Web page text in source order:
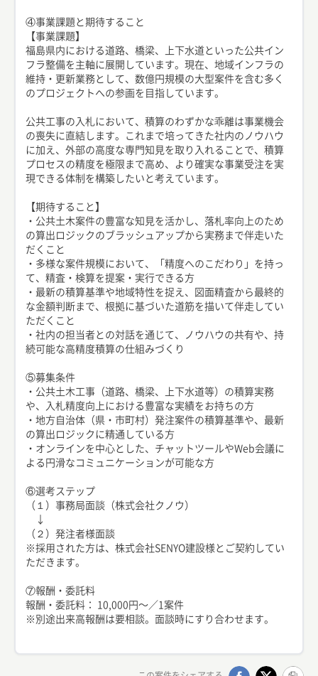
④事業課題と期待すること
【事業課題】
福島県内における道路、橋梁、上下水道といった公共イン
フラ整備を主軸に展開しています。現在、地域インフラの
維持・更新業務として、数億円規模の大型案件を含む多く
のプロジェクトへの参画を目指しています。
公共工事の入札において、積算のわずかな乖離は事業機会
の喪失に直結します。これまで培ってきた社内のノウハウ
に加え、外部の高度な専門知見を取り入れることで、積算
プロセスの精度を極限まで高め、より確実な事業受注を実
現できる体制を構築したいと考えています。
【期待すること】
・公共土木案件の豊富な知見を活かし、落札率向上のため
の算出ロジックのブラッシュアップから実務まで伴走いた
だくこと
・多様な案件規模において、「精度へのこだわり」を持っ
て、精査・検算を提案・実行できる方
・最新の積算基準や地域特性を捉え、図面精査から最終的
な金額判断まで、根拠に基づいた道筋を描いて伴走してい
ただくこと
・社内の担当者との対話を通じて、ノウハウの共有や、持
続可能な高精度積算の仕組みづくり
⑤募集条件
・公共土木工事（道路、橋梁、上下水道等）の積算実務
や、入札精度向上における豊富な実績をお持ちの方
・地方自治体（県・市町村）発注案件の積算基準や、最新
の算出ロジックに精通している方
・オンラインを中心とした、チャットツールやWeb会議に
よる円滑なコミュニケーションが可能な方
⑥選考ステップ
（１）事務局面談（株式会社クノウ）
↓
（２）発注者様面談
※採用された方は、株式会社SENYO建設様とご契約してい
ただきます。
⑦報酬・委託料
報酬・委託料： 10,000円〜／1案件
※別途出来高報酬は要相談。面談時にすり合わせます。